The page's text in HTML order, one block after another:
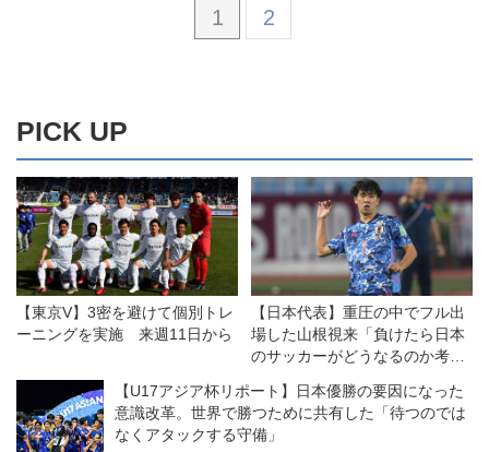
1 2
PICK UP
【東京V】3密を避けて個別トレ
ーニングを実施 来週11日から
【日本代表】重圧の中でフル出
場した山根視来「負けたら日本
のサッカーがどうなるのか考え
【U17アジア杯リポート】日本優勝の要因になった
意識改革。世界で勝つために共有した「待つのでは
なくアタックする守備」